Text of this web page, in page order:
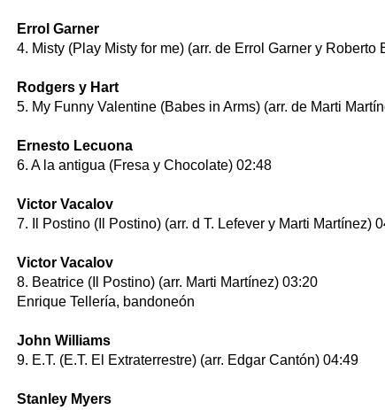
Errol Garner
4. Misty (Play Misty for me) (arr. de Errol Garner y Roberto
Rodgers y Hart
5. My Funny Valentine (Babes in Arms) (arr. de Marti
Ernesto Lecuona
6. A la antigua (Fresa y Chocolate) 02:48
Victor Vacalov
7. Il Postino (Il Postino) (arr. d T. Lefever y Marti Martínez)
Victor Vacalov
8. Beatrice (Il Postino) (arr. Marti Martínez) 03:20
Enrique Tellería, bandoneón
John Williams
9. E.T. (E.T. El Extraterrestre) (arr. Edgar Cantón) 04:49
Stanley Myers